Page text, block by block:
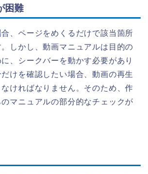
困難
、ページをめくるだけで該当箇所
しかし、動画マニュアルは目的の
、シークバーを動かす必要があり
けを確認したい場合、動画の再生
ければなりません。そのため、作
マニュアルの部分的なチェックが